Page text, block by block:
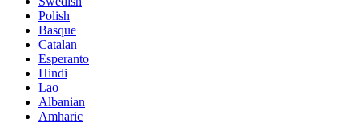
Polish
Basque
Catalan
Esperanto
Hindi
Lao
Albanian
Amharic